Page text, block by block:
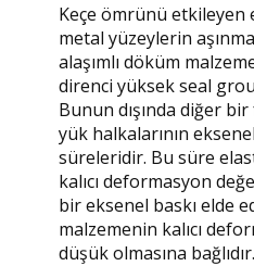
Keçe ömrünü
metal yüzeylerin
alaşımlı döküm
direnci yüksek seal
Bunun dışında diğer
yük halkalarının
süreleridir. Bu süre
kalıcı deformasyon
bir eksenel baskı elde
malzemenin kalıcı
düşük olmasına bağlıdır.